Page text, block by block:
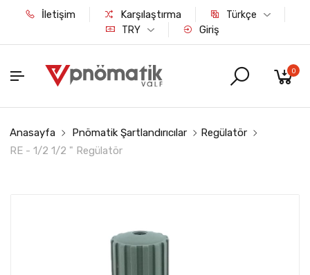
İletişim Karşılaştırma
Türkçe
TRY
Giriş
0
Anasayfa Pnömatik Şartlandırıcılar
Regülatör
RE - 1/2 1/2 " Regülatör